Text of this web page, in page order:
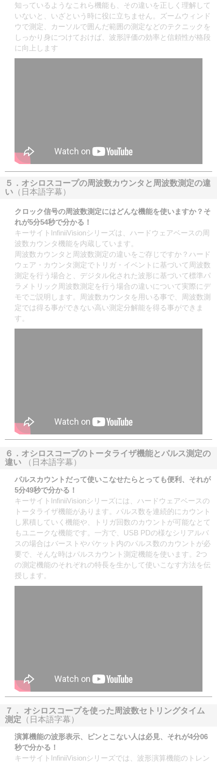
知っているようなこれら機能も、その違いを正しく理解して
いないと、いざという時に役に立ちません。ズームウィンド
ウで測定、カーソルで囲んだ範囲の測定などのテクニックを
しっかり身につけておけば、波形評価の効率と信頼性が格段
に向上します
５．オシロスコープの周波数カウンタと周波数測定の違
い （日本語字幕）
クロック信号の周波数測定にはどんな機能を使いますか？そ
れが5分54秒で分かる！
キーサイトInfiniiVisionシリーズは、ハードウェアベースの周
波数カウンタ機能を内蔵しています。
周波数カウンタと周波数測定の違いをご存じですか？ハード
ウェア・カウンタ測定でトリガ・イベントに基づいて周波数
測定を行う場合と、デジタル化された波形に基づいて標準パ
ラメトリック周波数測定を行う場合の違いについて実際にデ
モでご説明します。周波数カウンタを用いる事で、周波数測
定では得る事ができない高い測定分解能を得る事ができま
す。
６．オシロスコープのトータライザ機能とパルス測定の
違い
（日本語字幕）
パルスカウントだって使いこなせたらとっても便利、それが
5分49秒で分かる！
キーサイトInfiniiVisionシリーズには、ハードウェアベースの
トータライザ機能があります。パルス数を連続的にカウント
し累積していく機能や、トリガ回数のカウントが可能なとて
もユニークな機能です。一方で、USB PDの様なシリアルバ
スの場合はバーストやパケット内のパルス数のカウントが必
要で、そんな時はパルスカウント測定機能を使います。2つ
の測定機能のそれぞれの特長を生かして使いこなす方法を伝
授します。
７． オシロスコープを使った周波数セトリングタイム
測定 （日本語字幕）
演算機能の波形表示、ピンとこない人は必見、それが4分06
秒で分かる！
キーサイトInfiniiVisionシリーズでは、波形演算機能のトレン